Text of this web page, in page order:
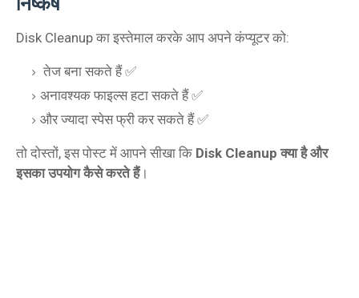
Disk Cleanup का इस्तेमाल करके आप अपने कंप्यूटर को:
तेज बना सकते हैं ✅
अनावश्यक फाइल्स हटा सकते हैं ✅
और ज्यादा स्पेस फ्री कर सकते हैं ✅
तो दोस्तों, इस पोस्ट में आपने सीखा कि Disk Cleanup क्या है और
इसका उपयोग कैसे करते हैं।